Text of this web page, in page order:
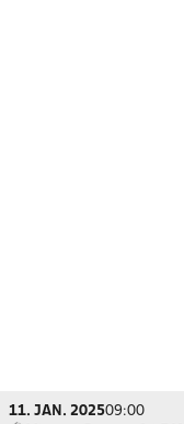
11. JAN. 202509:00